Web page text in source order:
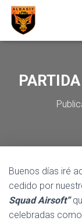
Buenos días iré
cedido por
Squad Airsoft”
celebradas